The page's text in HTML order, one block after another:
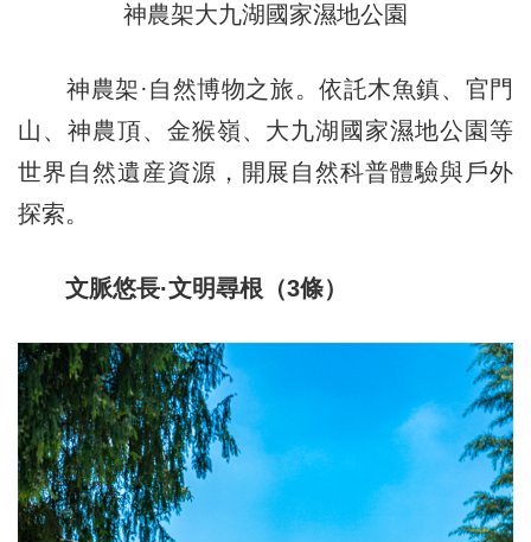
神農架大九湖國家濕地公園
神農架·自然博物之旅。依託木魚鎮、官門
山、神農頂、金猴嶺、大九湖國家濕地公園等
世界自然遺産資源，開展自然科普體驗與戶外
探索。
文脈悠長·文明尋根（3條）